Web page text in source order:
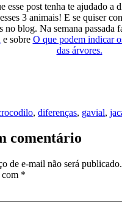
esse post tenha te ajudado a
3 animais! E se quiser
no blog. Na semana passada
e sobre O que podem indicar
das árvores.
, diferenças, gavial,
comentário
de e-mail não será publicado.
com *